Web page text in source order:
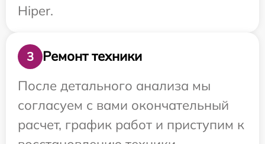
Hiper.
3
Ремонт техники
После детального анализа мы
согласуем с вами окончательный
расчет, график работ и приступим к